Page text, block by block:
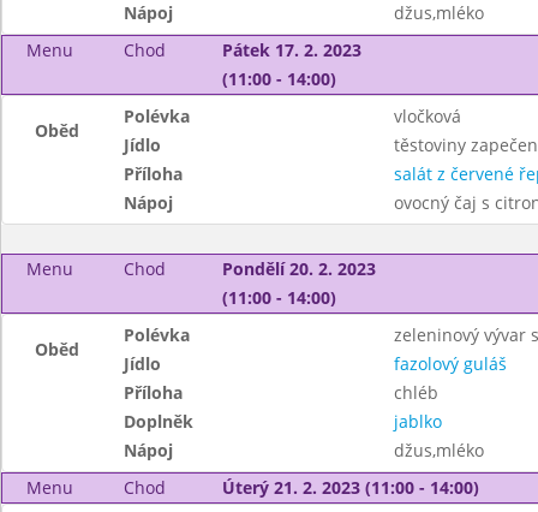
Nápoj
džus,mléko
Menu
Chod
Pátek 17. 2. 2023
(11:00 - 14:00)
Oběd
Polévka
vločková
Jídlo
těstoviny
Příloha
salát z červené
Nápoj
ovocný čaj s
Menu Chod
Pondělí 20. 2. 2023
(11:00 - 14:00)
Oběd
Polévka
zeleninový vývar
Jídlo
fazolový guláš
Příloha
chléb
Doplněk
jablko
Nápoj
džus,mléko
Menu
Chod Úterý 21. 2. 2023 (11:00 - 14:00)